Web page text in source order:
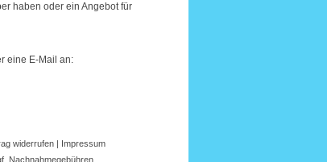
haben oder ein Angebot für
eine E-Mail an:
widerrufen| Impressum
Nachnahmegebühren.